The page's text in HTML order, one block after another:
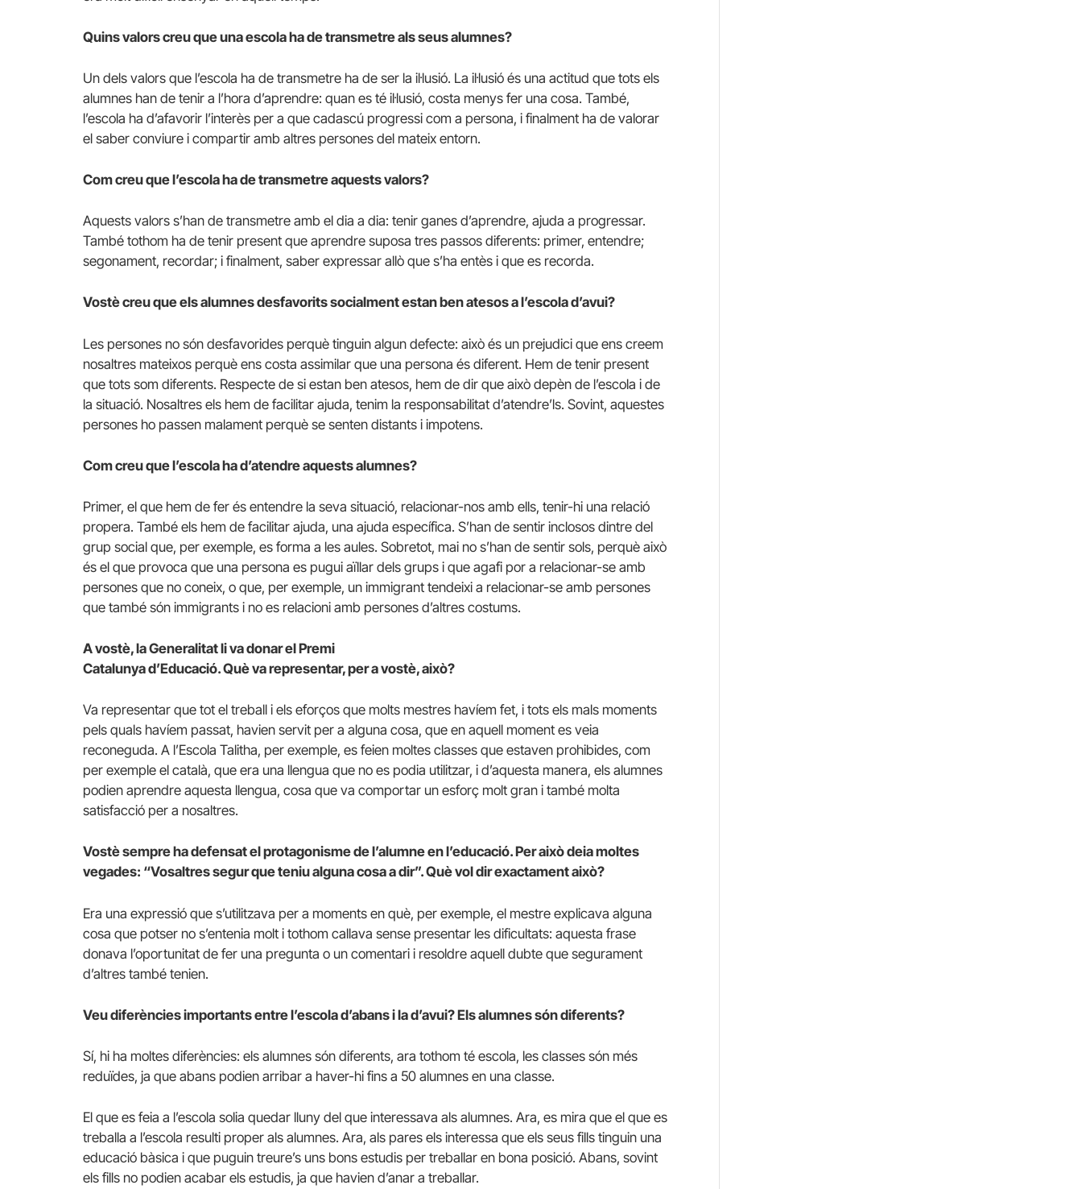
Quins valors creu que una escola ha de transmetre als seus alumnes?
Un dels valors que l’escola ha de transmetre ha de ser la il·lusió. La il·lusió és una actitud que tots els
alumnes han de tenir a l’hora d’aprendre: quan es té il·lusió, costa menys fer una cosa. També,
l’escola ha d’afavorir l’interès per a que cadascú progressi com a persona, i finalment ha de valorar
el saber conviure i compartir amb altres persones del mateix entorn.
Com creu que l’escola ha de transmetre aquests valors?
Aquests valors s’han de transmetre amb el dia a dia: tenir ganes d’aprendre, ajuda a progressar.
També tothom ha de tenir present que aprendre suposa tres passos diferents: primer, entendre;
segonament, recordar; i finalment, saber expressar allò que s’ha entès i que es recorda.
Vostè creu que els alumnes desfavorits socialment estan ben atesos a l’escola d’avui?
Les persones no són desfavorides perquè tinguin algun defecte: això és un prejudici que ens creem
nosaltres mateixos perquè ens costa assimilar que una persona és diferent. Hem de tenir present
que tots som diferents. Respecte de si estan ben atesos, hem de dir que això depèn de l’escola i de
la situació. Nosaltres els hem de facilitar ajuda, tenim la responsabilitat d’atendre’ls. Sovint, aquestes
persones ho passen malament perquè se senten distants i impotens.
Com creu que l’escola ha d’atendre aquests alumnes?
Primer, el que hem de fer és entendre la seva situació, relacionar-nos amb ells, tenir-hi una relació
propera. També els hem de facilitar ajuda, una ajuda específica. S’han de sentir inclosos dintre del
grup social que, per exemple, es forma a les aules. Sobretot, mai no s’han de sentir sols, perquè això
és el que provoca que una persona es pugui aïllar dels grups i que agafi por a relacionar-se amb
persones que no coneix, o que, per exemple, un immigrant tendeixi a relacionar-se amb persones
que també són immigrants i no es relacioni amb persones d’altres costums.
A vostè, la Generalitat li va donar el Premi
Catalunya d’Educació. Què va representar, per a vostè, això?
Va representar que tot el treball i els eforços que molts mestres havíem fet, i tots els mals moments
pels quals havíem passat, havien servit per a alguna cosa, que en aquell moment es veia
reconeguda. A l’Escola Talitha, per exemple, es feien moltes classes que estaven prohibides, com
per exemple el català, que era una llengua que no es podia utilitzar, i d’aquesta manera, els alumnes
podien aprendre aquesta llengua, cosa que va comportar un esforç molt gran i també molta
satisfacció per a nosaltres.
Vostè sempre ha defensat el protagonisme de l’alumne en l’educació. Per això deia moltes
vegades: “Vosaltres segur que teniu alguna cosa a dir”. Què vol dir exactament això?
Era una expressió que s’utilitzava per a moments en què, per exemple, el mestre explicava alguna
cosa que potser no s’entenia molt i tothom callava sense presentar les dificultats: aquesta frase
donava l’oportunitat de fer una pregunta o un comentari i resoldre aquell dubte que segurament
d’altres també tenien.
Veu diferències importants entre l’escola d’abans i la d’avui? Els alumnes són diferents?
Sí, hi ha moltes diferències: els alumnes són diferents, ara tothom té escola, les classes són més
reduïdes, ja que abans podien arribar a haver-hi fins a 50 alumnes en una classe.
El que es feia a l’escola solia quedar lluny del que interessava als alumnes. Ara, es mira que el que es
treballa a l’escola resulti proper als alumnes. Ara, als pares els interessa que els seus fills tinguin una
educació bàsica i que puguin treure’s uns bons estudis per treballar en bona posició. Abans, sovint
els fills no podien acabar els estudis, ja que havien d’anar a treballar.